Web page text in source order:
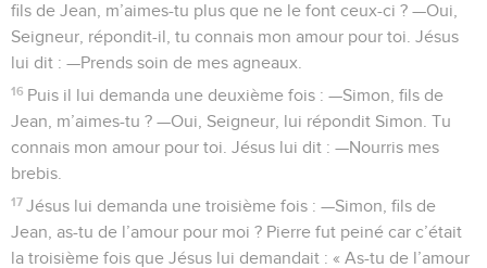
fils de Jean, m’aimes-tu plus que ne le font ceux-ci ? —Oui,
Seigneur, répondit-il, tu connais mon amour pour toi. Jésus
lui dit : —Prends soin de mes agneaux.
16 Puis il lui demanda une deuxième fois : —Simon, fils de
Jean, m’aimes-tu ? —Oui, Seigneur, lui répondit Simon. Tu
connais mon amour pour toi. Jésus lui dit : —Nourris mes
brebis.
17 Jésus lui demanda une troisième fois : —Simon, fils de
Jean, as-tu de l’amour pour moi ? Pierre fut peiné car c’était
la troisième fois que Jésus lui demandait : « As-tu de l’amour